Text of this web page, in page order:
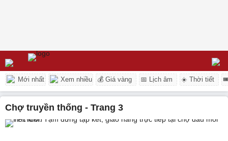
Mới nhất Xem nhiều 💰 Giá vàng 📅 Lịch âm ☀️ Thời tiết
chợ truyền thống - Trang 3